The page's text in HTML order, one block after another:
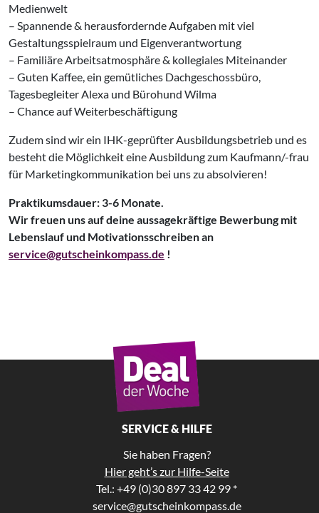
Medienwelt
– Spannende & herausfordernde Aufgaben mit viel
Gestaltungsspielraum und Eigenverantwortung
– Familiäre Arbeitsatmosphäre & kollegiales Miteinander
– Guten Kaffee, ein gemütliches Dachgeschossbüro,
Tagesbegleiter Alexa und Bürohund Wilma
– Chance auf Weiterbeschäftigung
Zudem sind wir ein IHK-geprüfter Ausbildungsbetrieb und es
besteht die Möglichkeit eine Ausbildung zum Kaufmann/-frau
für Marketingkommunikation bei uns zu absolvieren!
Praktikumsdauer: 3-6 Monate.
Wir freuen uns auf deine aussagekräftige Bewerbung mit
Lebenslauf und Motivationsschreiben an
service@gutscheinkompass.de !
SERVICE & HILFE
Sie haben Fragen?
Hier geht’s zur Hilfe-Seite
Tel.: +49 (0)30 897 33 42 99 *
service@gutscheinkompass.de